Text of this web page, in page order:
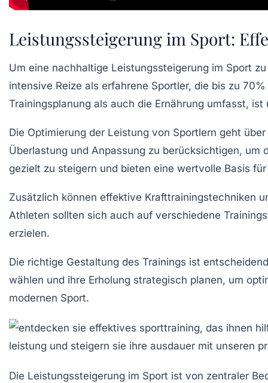
Leistungssteigerung im Sport:
Um eine nachhaltige Leistungssteigerung im Sport
intensive Reize als erfahrene Sportler, die bis zu 70%
Trainingsplanung als auch die Ernährung umfasst, ist
Die Optimierung der Leistung von Sportlern geht
Überlastung und Anpassung zu berücksichtigen,
gezielt zu steigern und bieten eine wertvolle Basis
Zusätzlich können effektive Krafttrainingstechniken
Athleten sollten sich auch auf verschiedene
erzielen.
Die richtige Gestaltung des Trainings ist
wählen und ihre Erholung strategisch planen, um
modernen Sport.
Die Leistungssteigerung im Sport ist von zentraler